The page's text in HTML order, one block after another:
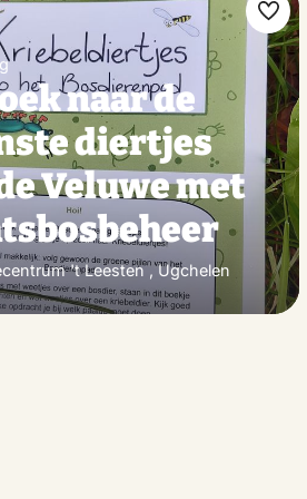
naar de
diertjes
Veluwe met
't Leesten , Ugchelen